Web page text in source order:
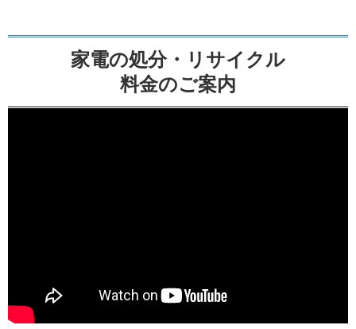
家電の処分・リサイクル
料金のご案内